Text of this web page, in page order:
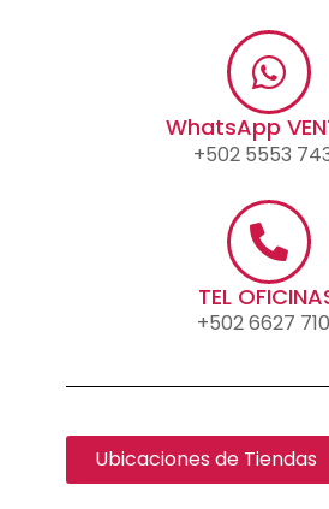
WhatsApp
+502 5553
TEL
+502 6627
Ubicaciones de Tiendas